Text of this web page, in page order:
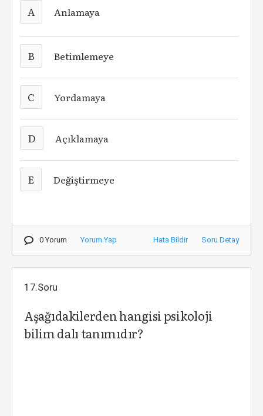
A Anlamaya
B Betimlemeye
C Yordamaya
D Açıklamaya
E Değiştirmeye
0 Yorum Yorum Yap Hata Bildir Soru Detay
17.Soru
Aşağıdakilerden hangisi psikoloji
bilim dalı tanımıdır?